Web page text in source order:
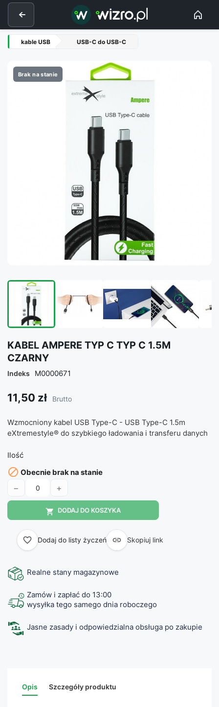
kable USB USB-C do USB-C
Brak na stanie
KABEL AMPERE TYP C TYP C 1.5M
CZARNY
Indeks M0000671
11,50 zł Brutto
Wzmocniony kabel USB Type-C - USB Type-C 1.5m
eXtremestyle® do szybkiego ładowania i transferu danych
Ilość
 Obecnie brak na stanie
− +
 DODAJ DO KOSZYKA
favorite_border Dodaj do listy życzeń  Skopiuj link
Realne stany magazynowe
Zamów i zapłać do 13:00
wysyłka tego samego dnia roboczego
Jasne zasady i odpowiedzialna obsługa po zakupie
Opis Szczegóły produktu